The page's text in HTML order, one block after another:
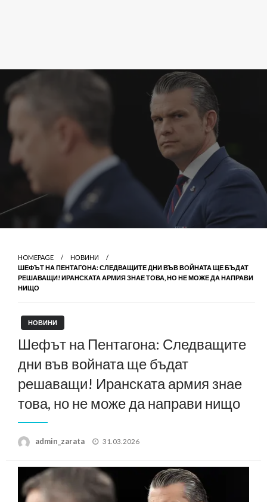
HOMEPAGE
НОВИНИ
ШЕФЪТ НА ПЕНТАГОНА: СЛЕДВАЩИТЕ ДНИ ВЪВ ВОЙНАТА ЩЕ БЪДАТ
РЕШАВАЩИ! ИРАНСКАТА АРМИЯ ЗНАЕ ТОВА, НО НЕ МОЖЕ ДА НАПРАВИ
НИЩО
НОВИНИ
Шефът на Пентагона: Следващите
дни във войната ще бъдат
решаващи! Иранската армия знае
това, но не може да направи нищо
admin_zarata
Posted
31.03.2026